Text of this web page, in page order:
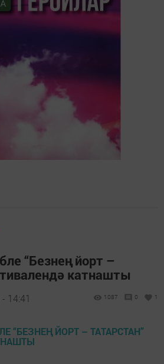
“Безнең йорт –
катнашты
14:41 1087 0 1